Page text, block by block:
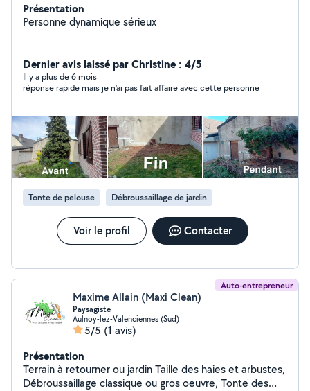
Présentation
Personne dynamique sérieux
Dernier avis laissé par Christine : 4/5
Il y a plus de 6 mois
réponse rapide mais je n'ai pas fait affaire avec cette personne
Tonte de pelouse Débroussaillage de jardin
Voir le profil Contacter
Auto-entrepreneur
Maxime Allain (Maxi Clean)
Paysagiste
Aulnoy-lez-Valenciennes (Sud)
5/5 (1 avis)
Présentation
Terrain à retourner ou jardin Taille des haies et arbustes,
Débroussaillage classique ou gros oeuvre, Tonte des